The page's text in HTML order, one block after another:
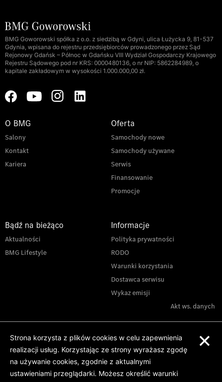
BMG Goworowski spółka z o.o. z siedzibą w Gdyni, ulica Łużycka 9, 81-537
Gdynia, wpisana do rejestru przedsiębiorców prowadzonego przez Sąd
Rejonowy Gdańsk – Północ w Gdańsku VIII Wydział Gospodarczy Krajowego
Rejestru Sądowego pod nr KRS: 0000480136, o nr NIP: 5862284989, o
kapitale zakładowym w wysokości 1.000.000,00 zł.
O BMG
Salony
Kontakt
Kariera
Oferta
Samochody nowe
Samochody używane
Serwis
Finansowanie
Promocje
Bądź na bieżąco
Aktualności
BMG Lifestyle
Informacje
Polityka prywatności
RODO
Warunki korzystania
Dostawca serwisu
Wykaz emisji
Akt ws. danych
Strona korzysta z plików cookies w celu zapewnienia
realizacji usług. Korzystając ze strony wyrażasz zgodę
na używanie cookies, zgodnie z aktualnymi
ustawieniami przeglądarki. Możesz określić warunki
×